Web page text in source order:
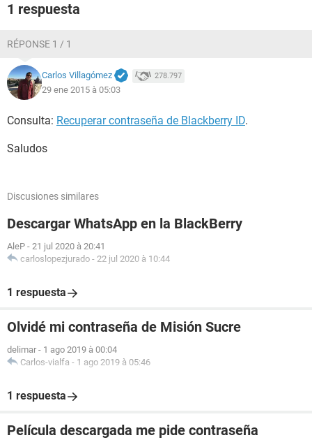
1 respuesta
RÉPONSE 1 / 1
Carlos Villagómez 278.797
29 ene 2015 à 05:03
Consulta: Recuperar contraseña de Blackberry ID.
Saludos
Discusiones similares
Descargar WhatsApp en la BlackBerry
AleP - 21 jul 2020 à 20:41
carloslopezjurado - 22 jul 2020 à 10:44
1 respuesta
Olvidé mi contraseña de Misión Sucre
delimar - 1 ago 2019 à 00:04
Carlos-vialfa - 1 ago 2019 à 05:46
1 respuesta
Película descargada me pide contraseña